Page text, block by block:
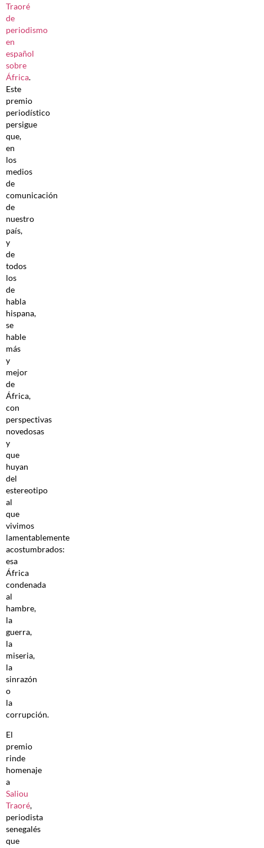
Traoré
de
periodismo
en
español
sobre
África.
Este
premio
periodístico
persigue
que,
en
los
medios
de
comunicación
de
nuestro
país,
y
de
todos
los
de
habla
hispana,
se
hable
más
y
mejor
de
África,
con
perspectivas
novedosas
y
que
huyan
del
estereotipo
al
que
vivimos
lamentablemente
acostumbrados:
esa
África
condenada
al
hambre,
la
guerra,
la
miseria,
la
sinrazón
o
la
corrupción.
El
premio
rinde
homenaje
a
Saliou
Traoré,
periodista
senegalés
que